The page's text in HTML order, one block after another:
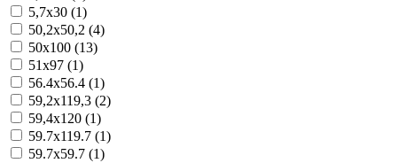
5,7x30 (1)
50,2x50,2 (4)
50x100 (13)
51x97 (1)
56.4x56.4 (1)
59,2x119,3 (2)
59,4x120 (1)
59.7x119.7 (1)
59.7x59.7 (1)